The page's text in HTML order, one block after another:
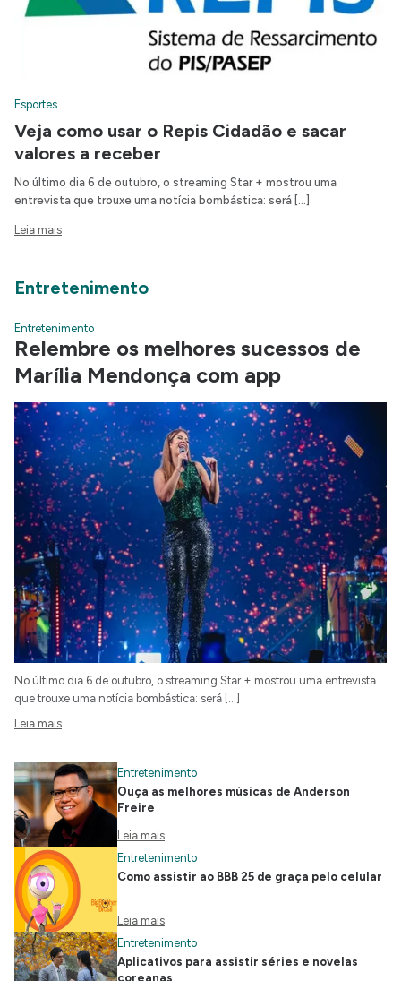
Esportes
Veja como usar o Repis Cidadão e sacar
valores a receber
No último dia 6 de outubro, o streaming Star + mostrou uma
entrevista que trouxe uma notícia bombástica: será […]
Leia mais
Entretenimento
Entretenimento
Relembre os melhores sucessos de
Marília Mendonça com app
No último dia 6 de outubro, o streaming Star + mostrou uma entrevista
que trouxe uma notícia bombástica: será […]
Leia mais
Entretenimento
Ouça as melhores músicas de Anderson
Freire
Leia mais
Entretenimento
Como assistir ao BBB 25 de graça pelo celular
Leia mais
Entretenimento
Aplicativos para assistir séries e novelas
coreanas